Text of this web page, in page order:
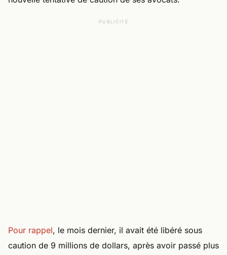
PUBLICITÉ
Pour rappel, le mois dernier, il avait été libéré sous
caution de 9 millions de dollars, après avoir passé plus